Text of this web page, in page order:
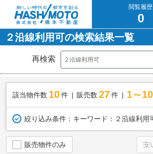
閲覧履歴
0
２沿線利用可の検索結果一覧
再検索
該当物件数 10件 販売数 27 件 1～10
絞り込み条件： キーワード：２沿線利用
販売物件のみ